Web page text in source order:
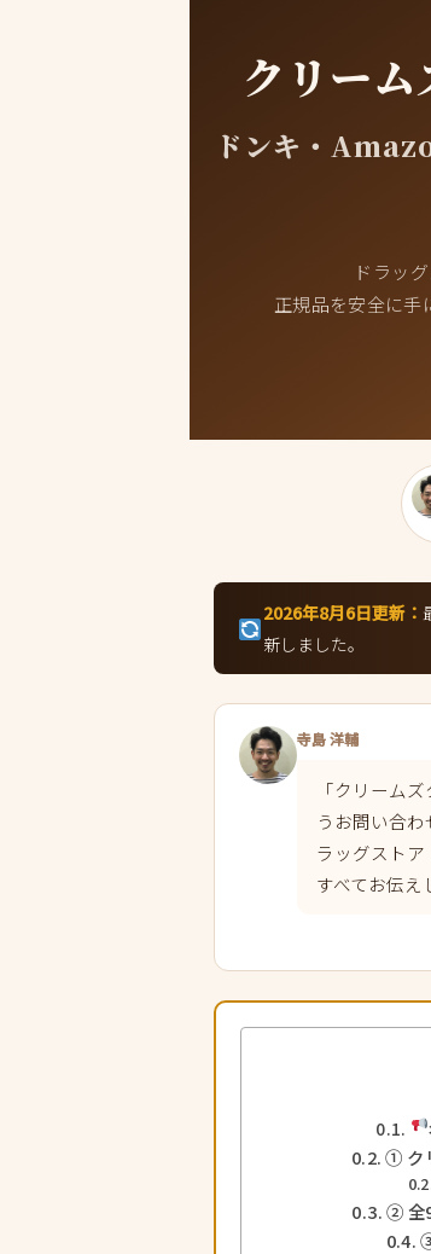
クリー
ドンキ・
ドラッ
正規品を安全に手
2026年8月6日更新：
新しました。
寺島 洋輔
「クリーム
うお問い合
ラッグスト
すべてお伝え
① ク
② 全